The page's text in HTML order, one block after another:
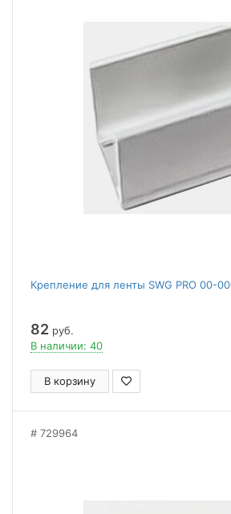
Крепление для ленты SWG PRO 00-
82 руб.
В наличии: 40
В корзину
729964